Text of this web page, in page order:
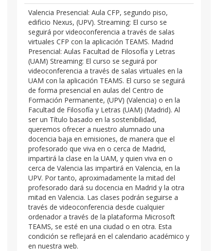
Valencia Presencial: Aula CFP, segundo piso,
edificio Nexus, (UPV). Streaming: El curso se
seguirá por videoconferencia a través de salas
virtuales CFP con la aplicación TEAMS. Madrid
Presencial: Aulas Facultad de Filosofía y Letras
(UAM) Streaming: El curso se seguirá por
videoconferencia a través de salas virtuales en la
UAM con la aplicación TEAMS. El curso se seguirá
de forma presencial en aulas del Centro de
Formación Permanente, (UPV) (Valencia) o en la
Facultad de Filosofía y Letras (UAM) (Madrid). Al
ser un Título basado en la sostenibilidad,
queremos ofrecer a nuestro alumnado una
docencia baja en emisiones, de manera que el
profesorado que viva en o cerca de Madrid,
impartirá la clase en la UAM, y quien viva en o
cerca de Valencia las impartirá en Valencia, en la
UPV. Por tanto, aproximadamente la mitad del
profesorado dará su docencia en Madrid y la otra
mitad en Valencia. Las clases podrán seguirse a
través de videoconferencia desde cualquier
ordenador a través de la plataforma Microsoft
TEAMS, se esté en una ciudad o en otra. Esta
condición se reflejará en el calendario académico y
en nuestra web.